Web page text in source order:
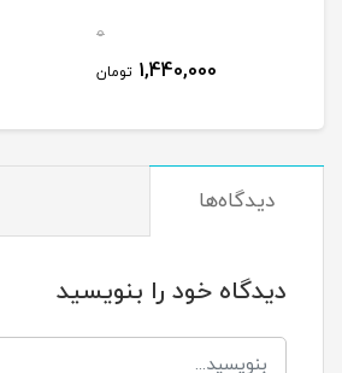
0
1,440,000 تومان
دیدگاه‌ها
دیدگاه خود را بنویسید